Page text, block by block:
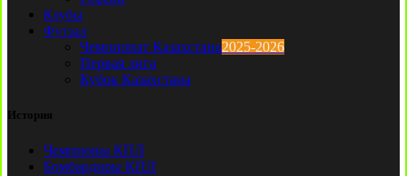
Клубы
Футзал
Чемпионат Казахстана2025-2026
Первая лига
Кубок Казахстана
История
Чемпионы КПЛ
Бомбардиры КПЛ